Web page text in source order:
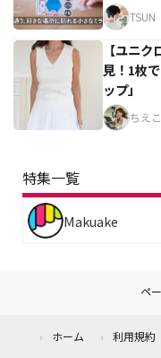
TSUN
【ユニ
見！1枚
ップ」
ちえこ
特集一覧
Makuake
ペ
ホーム 利用規約